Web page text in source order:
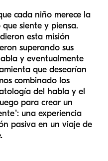
cada niño merece la
siente y piensa.
esta misión
superando sus
y eventualmente
que desearían
combinado los
del habla y el
para crear un
una experiencia
pasiva en un viaje de